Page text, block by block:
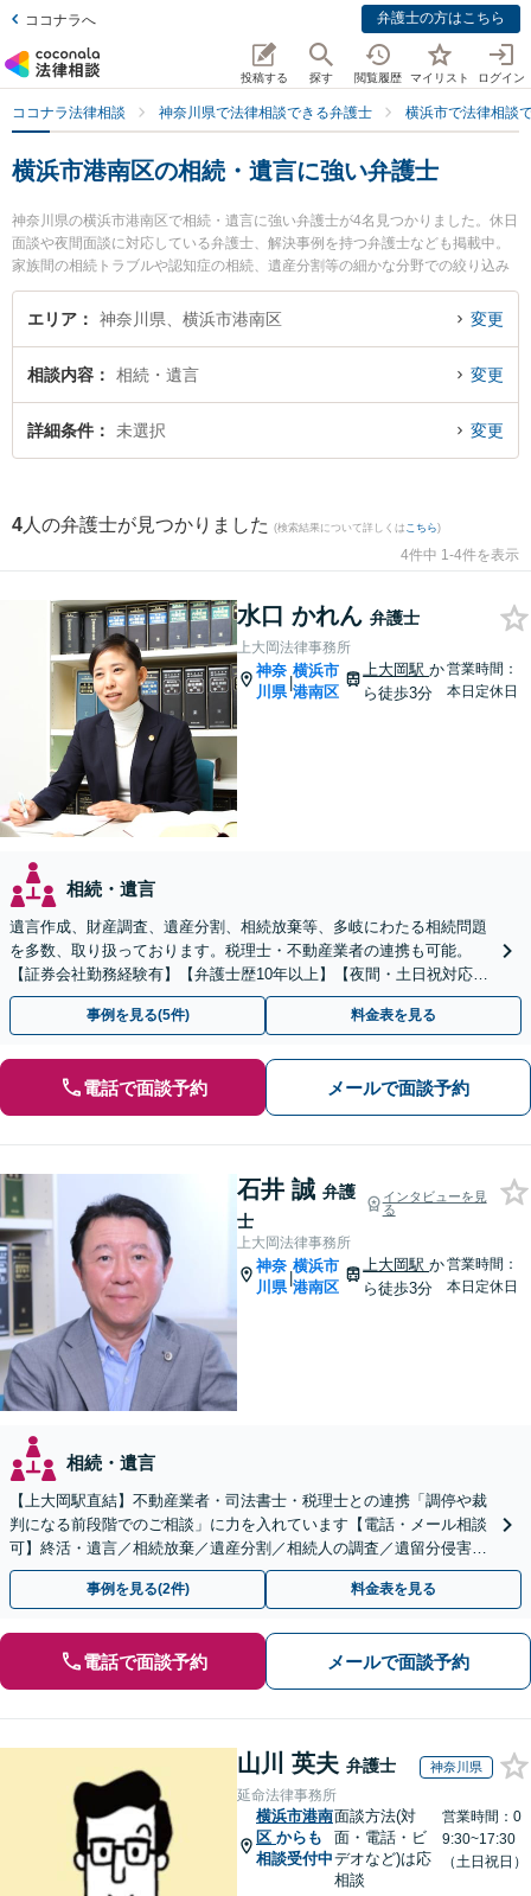
ココナラへ 弁護士の方はこちら
投稿する 探す 閲覧履歴 マイリスト ログイン
ココナラ法律相談 神奈川県で法律相談できる弁護士 横浜市で法律相談
横浜市港南区の相続・遺言に強い弁護士
神奈川県の横浜市港南区で相続・遺言に強い弁護士が4名見つかりました。休日
面談や夜間面談に対応している弁護士、解決事例を持つ弁護士なども掲載中。
家族間の相続トラブルや認知症の相続、遺産分割等の細かな分野での絞り込み
検索もでき便利です。特に上大岡法律事務所の水口 かれん弁護士や上大岡法律
事務所の石井 誠弁護士、上大岡港南法律事務所の福島 利宗弁護士のプロフィー
続・遺言のトラブル解決の実績豊富な近くの弁護士を検索したい』『初回相談
無料で相続・遺言を法律相談できる横浜市港南区内の弁護士に相談予約した
い』などでお困りの相談者さんにおすすめです。
エリア 神奈川県、横浜市港南区 変更
相談内容 相続・遺言 変更
詳細条件 未選択 変更
4 人の弁護士が見つかりました (検索結果について詳しくは こちら)
4件中 1-4件を表示
水口 かれん 弁護士
上大岡法律事務所
神奈
川県
|
横浜市
港南区
上大岡駅か
ら徒歩3分
営業時間：
本日定休日
相続・遺言
遺言作成、財産調査、遺産分割、相続放棄等、多岐にわたる相続問題
を多数、取り扱っております。税理士・不動産業者の連携も可能。
【証券会社勤務経験有】【弁護士歴10年以上】【夜間・土日祝対応】
【上大岡駅直結】
事例を見る(5件) 料金表を見る
電話で面談予約 メールで面談予約
石井 誠 弁護
士
インタビューを見
る
上大岡法律事務所
神奈
川県
|
横浜市
港南区
上大岡駅か
ら徒歩3分
営業時間：
本日定休日
相続・遺言
【上大岡駅直結】不動産業者・司法書士・税理士との連携「調停や裁
判になる前段階でのご相談」に力を入れています【電話・メール相談
可】終活・遺言／相続放棄／遺産分割／相続人の調査／遺留分侵害額
請求など相続問題はお任せください！【完全個室対応】
事例を見る(2件) 料金表を見る
電話で面談予約 メールで面談予約
山川 英夫 弁護士 神奈川県
延命法律事務所
横浜市港南
区 からも
相談受付中
面談方法(対
面・電話・ビ
デオなど)は応
相談
営業時間：0
9:30~17:30
（土日祝日）